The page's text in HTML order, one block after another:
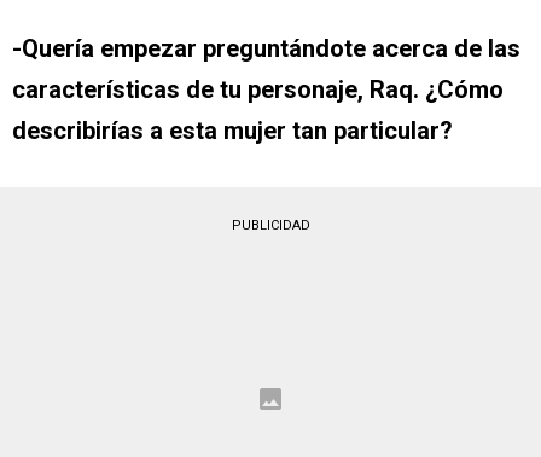
-Quería empezar preguntándote acerca de las
características de tu personaje, Raq. ¿Cómo
describirías a esta mujer tan particular?
PUBLICIDAD